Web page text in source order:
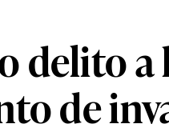
delito
de